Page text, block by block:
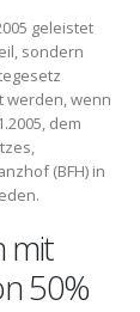
geleistet
sondern
werden, wenn
dem
(BFH) in
mit
50%